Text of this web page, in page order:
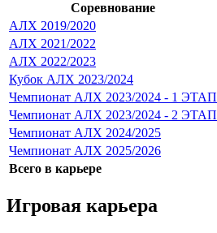
Соревнование
АЛХ 2019/2020
АЛХ 2021/2022
АЛХ 2022/2023
Кубок АЛХ 2023/2024
Чемпионат АЛХ 2023/2024 - 1 ЭТАП
Чемпионат АЛХ 2023/2024 - 2 ЭТАП
Чемпионат АЛХ 2024/2025
Чемпионат АЛХ 2025/2026
Всего в карьере
Игровая карьера